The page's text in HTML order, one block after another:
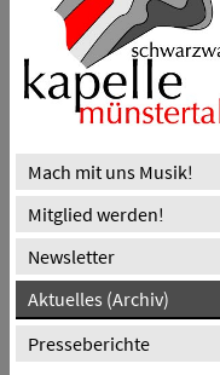
Mach mit uns Musik!
Mitglied werden!
Newsletter
Aktuelles (Archiv)
Presseberichte